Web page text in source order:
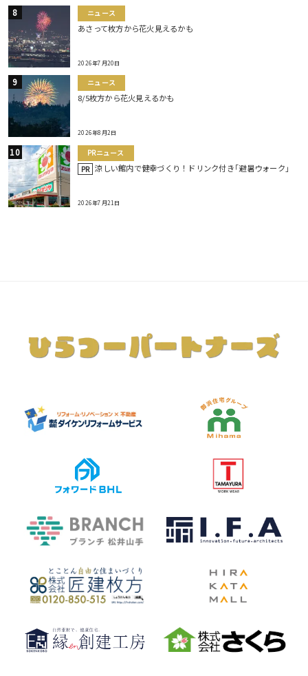
ニュース
あさって枚方から花火見えるかも
2026年7月20日
ニュース
8/5枚方から花火見えるかも
2026年8月2日
PRニュース
PR 涼しい館内で健幸づくり！ドリンク付き｢避暑ウォーク｣
2026年7月21日